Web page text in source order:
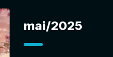
mai/2025